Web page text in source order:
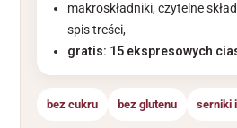
makroskładniki, czytelne
spis treści,
gratis: 15 ekspresowych
bez cukru bez glutenu serniki